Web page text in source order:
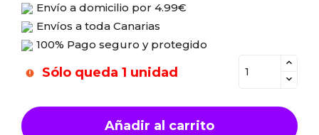
Envío a domicilio por 4.99€
Envíos a toda Canarias
100% Pago seguro y protegido
Sólo queda 1 unidad
Añadir al carrito